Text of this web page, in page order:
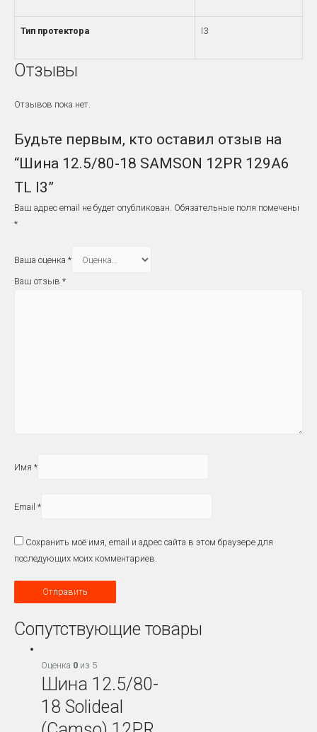
Тип протектора I3
Отзывы
Отзывов пока нет.
Будьте первым, кто оставил отзыв на
“Шина 12.5/80-18 SAMSON 12PR 129A6
TL I3”
Ваш адрес email не будет опубликован. Обязательные поля помечены
*
Ваша оценка *
Ваш отзыв *
Имя *
Email *
Сохранить моё имя, email и адрес сайта в этом браузере для
последующих моих комментариев.
Сопутствующие товары
Оценка 0 из 5
Шина 12.5/80-
18 Solideal